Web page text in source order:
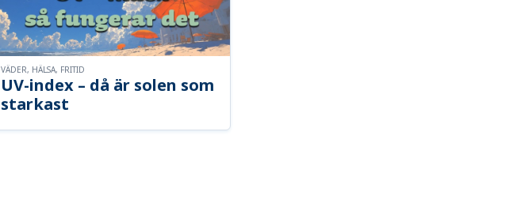
UV-index – då är solen som
starkast
VÄDER, HÄLSA, FRITID